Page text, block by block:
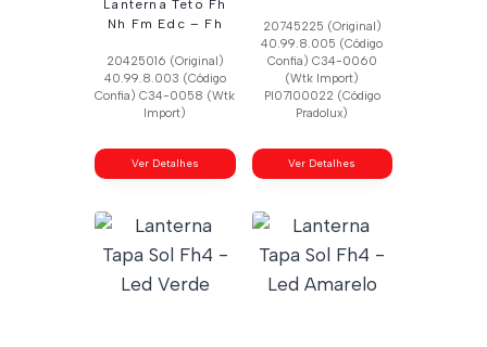
Lanterna Teto Fh
Nh Fm Edc – Fh
20425016 (Original)
40.99.8.003 (Código
Confia) C34-0058 (Wtk
Import)
Ver Detalhes
20745225 (Original)
40.99.8.005 (Código
Confia) C34-0060
(Wtk Import)
Pl07100022 (Código
Pradolux)
Ver Detalhes